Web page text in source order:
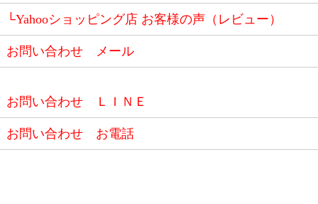
└Yahooショッピング店 お客様の声（レビュー）
お問い合わせ メール
お問い合わせ ＬＩＮＥ
お問い合わせ お電話